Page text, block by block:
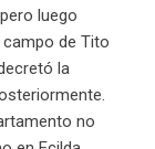
luego
de Tito
la
no